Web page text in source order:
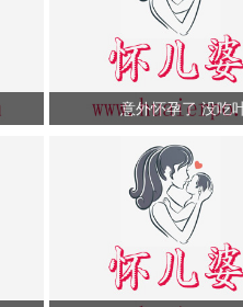
意外怀孕了 没吃